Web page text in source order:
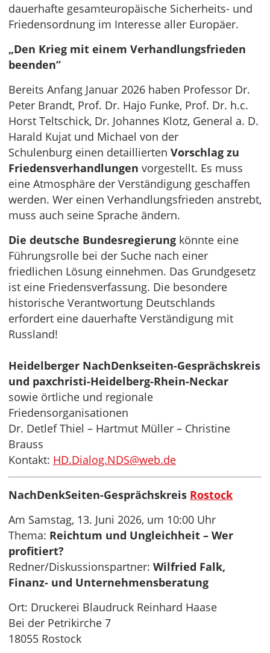
dauerhafte gesamteuropäische Sicherheits- und
Friedensordnung im Interesse aller Europäer.
„Den Krieg mit einem Verhandlungsfrieden
beenden”
Bereits Anfang Januar 2026 haben Professor Dr.
Peter Brandt, Prof. Dr. Hajo Funke, Prof. Dr. h.c.
Horst Teltschick, Dr. Johannes Klotz, General a. D.
Harald Kujat und Michael von der
Schulenburg einen detaillierten Vorschlag zu
Friedensverhandlungen vorgestellt. Es muss
eine Atmosphäre der Verständigung geschaffen
werden. Wer einen Verhandlungsfrieden anstrebt,
muss auch seine Sprache ändern.
Die deutsche Bundesregierung könnte eine
Führungsrolle bei der Suche nach einer
friedlichen Lösung einnehmen. Das Grundgesetz
ist eine Friedensverfassung. Die besondere
historische Verantwortung Deutschlands
erfordert eine dauerhafte Verständigung mit
Russland!
Heidelberger NachDenkseiten-Gesprächskreis
und paxchristi-Heidelberg-Rhein-Neckar
sowie örtliche und regionale
Friedensorganisationen
Dr. Detlef Thiel – Hartmut Müller – Christine
Brauss
Kontakt: HD.Dialog.NDS@web.de
NachDenkSeiten-Gesprächskreis Rostock
Am Samstag, 13. Juni 2026, um 10:00 Uhr
Thema: Reichtum und Ungleichheit – Wer
profitiert?
Redner/Diskussionspartner: Wilfried Falk,
Finanz- und Unternehmensberatung
Ort: Druckerei Blaudruck Reinhard Haase
Bei der Petrikirche 7
18055 Rostock